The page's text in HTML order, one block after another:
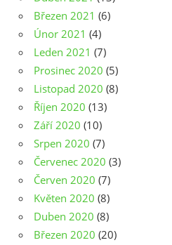
Březen 2021 (6)
Únor 2021 (4)
Leden 2021 (7)
Prosinec 2020 (5)
Listopad 2020 (8)
Říjen 2020 (13)
Září 2020 (10)
Srpen 2020 (7)
Červenec 2020 (3)
Červen 2020 (7)
Květen 2020 (8)
Duben 2020 (8)
Březen 2020 (20)